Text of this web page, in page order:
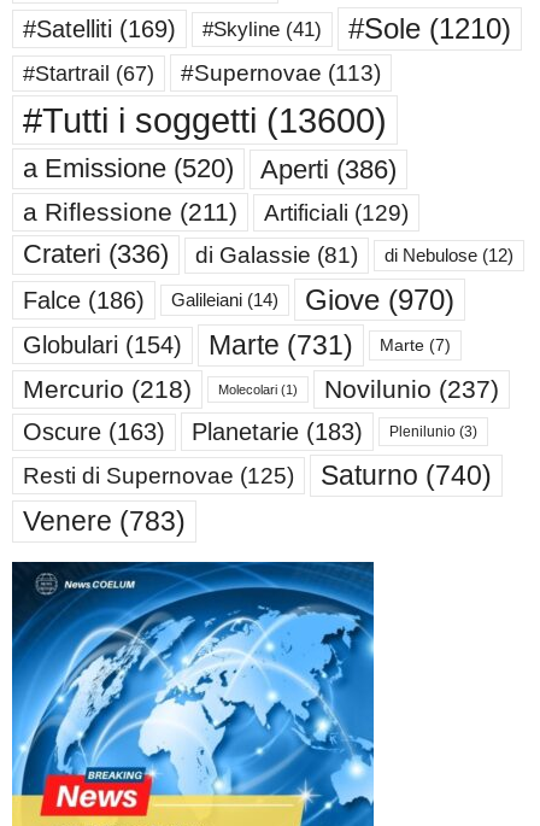
#Satelliti (169) #Skyline (41) #Sole (1210)
#Startrail (67) #Supernovae (113)
#Tutti i soggetti (13600)
a Emissione (520) Aperti (386)
a Riflessione (211) Artificiali (129)
Crateri (336) di Galassie (81) di Nebulose (12)
Falce (186) Galileiani (14) Giove (970)
Globulari (154) Marte (731) Marte (7)
Mercurio (218) Molecolari (1) Novilunio (237)
Oscure (163) Planetarie (183) Plenilunio (3)
Resti di Supernovae (125) Saturno (740)
Venere (783)